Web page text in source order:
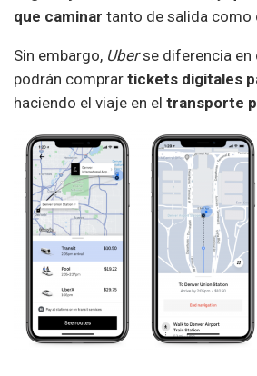
que caminar tanto de salida como
Sin embargo, Uberse diferencia en
podrán comprar tickets digitales
haciendo el viaje en el transporte